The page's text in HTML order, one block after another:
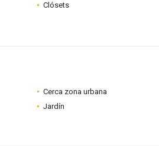
Clósets
Cerca zona urbana
Jardín